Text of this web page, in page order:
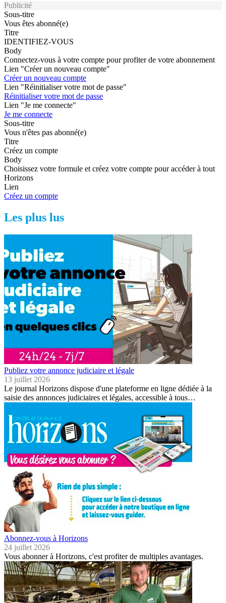
Publicité
Sous-titre
Vous êtes abonné(e)
Titre
IDENTIFIEZ-VOUS
Body
Connectez-vous à votre compte pour profiter de votre abonnement
Lien "Créer un nouveau compte"
Créer un nouveau compte
Lien "Réinitialiser votre mot de passe"
Réinitialiser votre mot de passe
Lien "Je me connecte"
Je me connecte
Sous-titre
Vous n'êtes pas abonné(e)
Titre
Créez un compte
Body
Choisissez votre formule et créez votre compte pour accéder à tout
Horizons
Lien
Créez un compte
Les plus lus
Publiez votre annonce judiciaire et légale
13 juillet 2026
Le journal Horizons dispose d'une plateforme en ligne dédiée à la
saisie des annonces judiciaires et légales, accessible à tous…
Abonnez-vous à Horizons
24 juillet 2026
Vous abonner à Horizons, c'est profiter de multiples avantages.